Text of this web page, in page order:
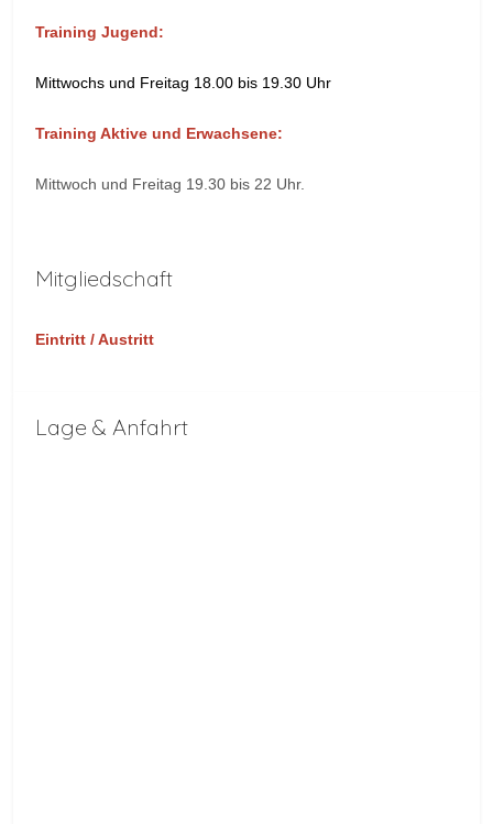
Training Jugend:
Mittwochs und Freitag 18.00 bis 19.30 Uhr
Training Aktive und Erwachsene:
Mittwoch und Freitag 19.30 bis 22 Uhr.
Mitgliedschaft
Eintritt / Austritt
Lage & Anfahrt